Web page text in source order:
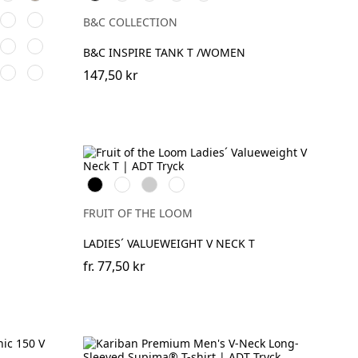
Blue
FuchsiaYellow
Classic
Olive
Brick
Red
Retro
Heather
Vintage
Heather
Blue
Grey
Red
B&C COLLECTION
B&C INSPIRE TANK T /WOMEN
147,50 kr
BlackWhiteHeather
Grey
Deep
Navy
FRUIT OF THE LOOM
LADIES´ VALUEWEIGHT V NECK T
fr. 77,50 kr